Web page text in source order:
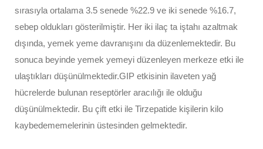
sırasıyla ortalama 3.5 senede %22.9 ve iki senede %16.7,
sebep oldukları gösterilmiştir. Her iki ilaç ta iştahı azaltmak
dışında, yemek yeme davranışını da düzenlemektedir. Bu
sonuca beyinde yemek yemeyi düzenleyen merkeze etki ile
ulaştıkları düşünülmektedir.GIP etkisinin ilaveten yağ
hücrelerde bulunan reseptörler aracılığı ile olduğu
düşünülmektedir. Bu çift etki ile Tirzepatide kişilerin kilo
kaybedememelerinin üstesinden gelmektedir.